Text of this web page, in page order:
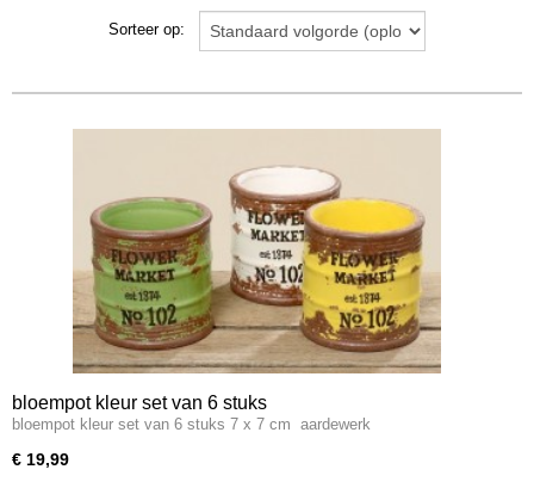
geboorte kadootjes
flesopeners
spiegels
kapstokken
Sorteer op:
bloempot kleur set van 6 stuks
bloempot kleur set van 6 stuks 7 x 7 cm aardewerk
€ 19,99